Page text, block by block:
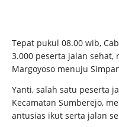
Tepat pukul 08.00 wib,
3.000 peserta jalan sehat,
Margoyoso menuju
Yanti, salah satu peserta
Kecamatan Sumberejo,
antusias ikut serta jalan